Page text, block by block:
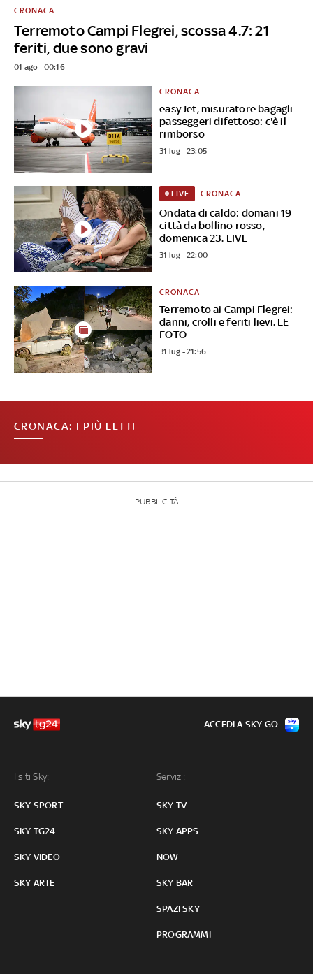
Terremoto Campi Flegrei, scossa 4.7: 21
feriti, due sono gravi
CRONACA
01 ago - 00:16
easyJet, misuratore bagagli
passeggeri difettoso: c'è il
rimborso
CRONACA
31 lug - 23:05
Ondata di caldo: domani 19
città da bollino rosso,
domenica 23. LIVE
LIVE CRONACA
31 lug - 22:00
Terremoto ai Campi Flegrei:
danni, crolli e feriti lievi. LE
FOTO
CRONACA
31 lug - 21:56
CRONACA: I PIÙ LETTI
PUBBLICITÀ
I siti Sky:
SKY SPORT
SKY TG24
SKY VIDEO
SKY ARTE
Servizi:
SKY TV
SKY APPS
NOW
SKY BAR
SPAZI SKY
PROGRAMMI
ACCEDI A SKY GO